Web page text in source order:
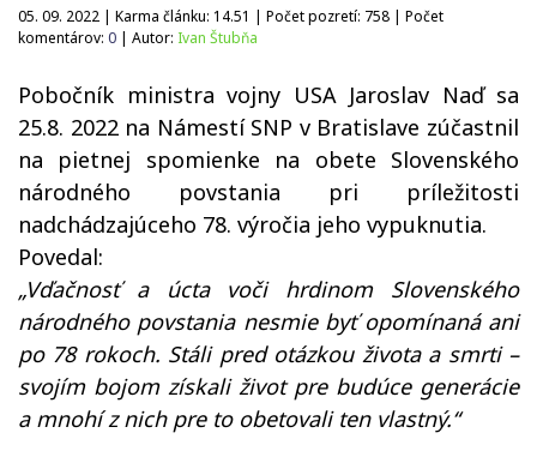
05. 09. 2022 | Karma článku: 14.51 | Počet pozretí: 758 | Počet
komentárov: 0 | Autor: Ivan Štubňa
Pobočník ministra vojny USA Jaroslav Naď sa
25.8. 2022 na Námestí SNP v Bratislave zúčastnil
na pietnej spomienke na obete Slovenského
národného povstania pri príležitosti
nadchádzajúceho 78. výročia jeho vypuknutia.
Povedal:
„Vďačnosť a úcta voči hrdinom Slovenského
národného povstania nesmie byť opomínaná ani
po 78 rokoch. Stáli pred otázkou života a smrti –
svojím bojom získali život pre budúce generácie
a mnohí z nich pre to obetovali ten vlastný.“